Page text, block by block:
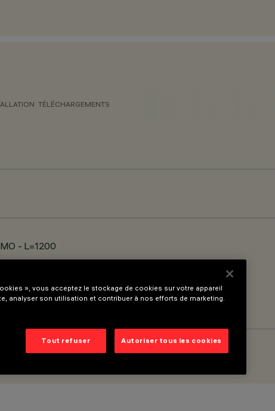
TÉLÉCHARGEMENTS
- L=1200
», vous acceptez le stockage de cookies sur votre appareil
analyser son utilisation et contribuer à nos efforts de marketing.
Tout refuser Autoriser tous les cookies